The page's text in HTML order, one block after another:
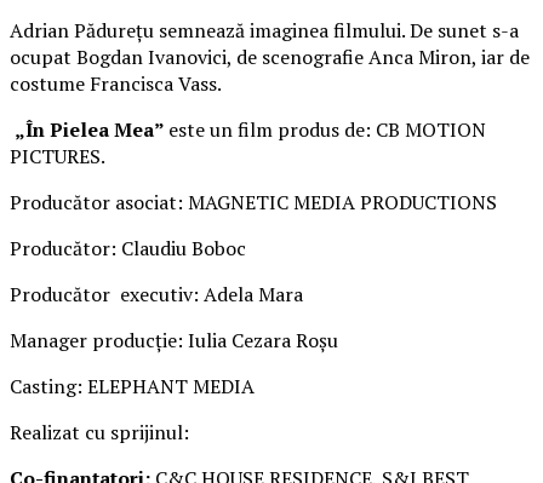
Adrian Pădurețu semnează imaginea filmului. De sunet s-a
ocupat Bogdan Ivanovici, de scenografie Anca Miron, iar de
costume Francisca Vass.
„În Pielea Mea” este un film produs de: CB MOTION
PICTURES.
Producător asociat: MAGNETIC MEDIA PRODUCTIONS
Producător: Claudiu Boboc
Producător executiv: Adela Mara
Manager producție: Iulia Cezara Roșu
Casting: ELEPHANT MEDIA
Realizat cu sprijinul: